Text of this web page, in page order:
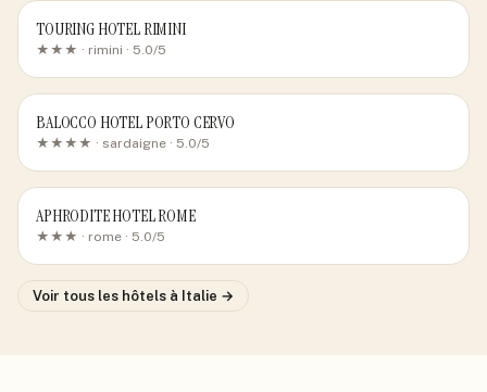
TOURING HOTEL RIMINI
★★★ · rimini · 5.0/5
BALOCCO HOTEL PORTO CERVO
★★★★ · sardaigne · 5.0/5
APHRODITE HOTEL ROME
★★★ · rome · 5.0/5
Voir tous les hôtels à Italie →